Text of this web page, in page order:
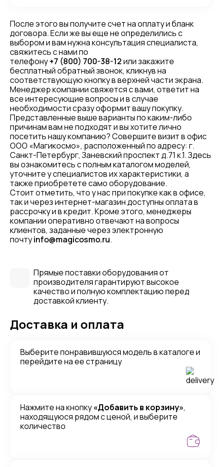
После этого вы получите счет на оплату и бланк
договора. Если же вы еще не определились с
выбором и вам нужна консультация специалиста,
свяжитесь с нами по
телефону+7 (800) 700-38-12или закажите
бесплатный обратный звонок, кликнув на
соответствующую кнопку в верхней части экрана.
Менеджер компании свяжется с вами, ответит на
все интересующие вопросы и в случае
необходимости сразу оформит вашу покупку.
Представленные выше варианты по каким-либо
причинам вам не подходят и вы хотите лично
посетить нашу компанию? Совершите визит в офис
ООО «Магикосмо», расположенный по адресу: г.
Санкт-Петербург, Заневский проспект д.71 к.1. Здесь
вы ознакомитесь с полным каталогом моделей,
уточните у специалистов их характеристики, а
также приобретете само оборудование.
Стоит отметить, что у нас при покупке как в офисе,
так и через интернет-магазин доступны оплата в
рассрочку и в кредит. Кроме этого, менеджеры
компании оперативно отвечают на вопросы
клиентов, заданные через электронную
почтуinfo@magicosmo.ru.
Прямые поставки оборудования от
производителя гарантируют высокое
качество и полную комплектацию перед
доставкой клиенту.
Доставка и оплата
Выберите понравившуюся модель в каталоге и
перейдите на ее страницу
Нажмите на кнопку«Добавить в корзину»,
находящуюся рядом с ценой, и выберите
количество